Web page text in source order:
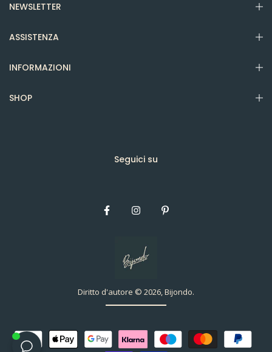
NEWSLETTER
ASSISTENZA
INFORMAZIONI
SHOP
Seguici su
Diritto d'autore © 2026, Bijondo.